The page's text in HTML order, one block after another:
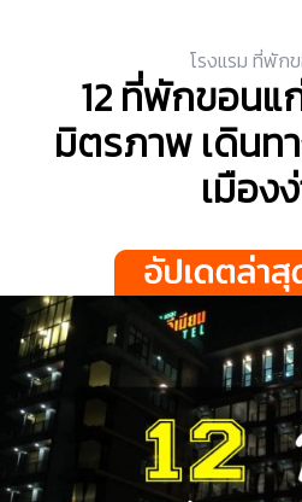
โรงแรม ที่พัก
12 ที่พักขอน
มิตรภาพ เดินท
เมือง